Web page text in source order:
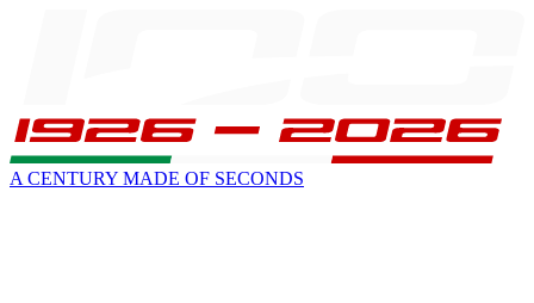
A CENTURY MADE OF SECONDS